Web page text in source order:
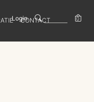
CONTACT
Login 0